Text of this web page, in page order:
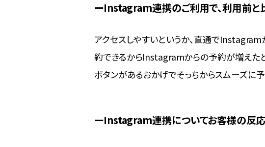
Instagram連携のご利用で、利用前と
アクセスしやすいというか、直通で
約できるからInstagramからの予約が増えた
ボタンがあるおかげでそっちからスムーズに予
Instagram連携についてお客様の反